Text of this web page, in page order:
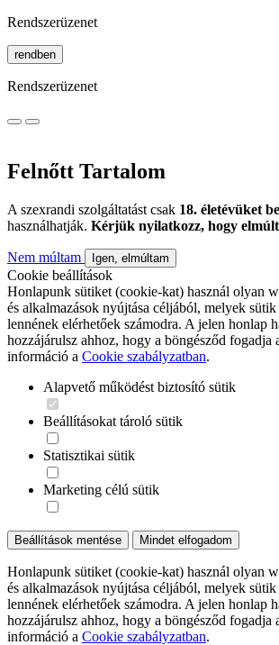
Rendszerüzenet
rendben
Rendszerüzenet
Felnőtt Tartalom
A szexrandi szolgáltatást csak 18. életévüket
használhatják. Kérjük nyilatkozz, hogy
Nem múltam Igen, elmúltam
Cookie beállítások
Honlapunk sütiket (cookie-kat) használ olyan
és alkalmazások nyújtása céljából, melyek
lennének elérhetőek számodra. A jelen honlap
hozzájárulsz ahhoz, hogy a böngésződ fogadja
információ a Cookie szabályzatban.
Alapvető működést biztosító sütik
Beállításokat tároló sütik
Statisztikai sütik
Marketing célú sütik
Beállítások mentése Mindet elfogadom
Honlapunk sütiket (cookie-kat) használ olyan
és alkalmazások nyújtása céljából, melyek
lennének elérhetőek számodra. A jelen honlap
hozzájárulsz ahhoz, hogy a böngésződ fogadja
információ a Cookie szabályzatban.